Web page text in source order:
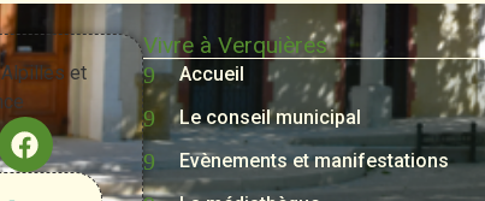
Alpilles et
Vivre à Verquières
Accueil
Le conseil municipal
Evènements et manifestations